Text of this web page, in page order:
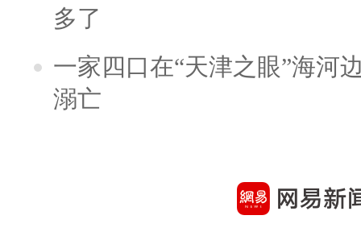
多了
一家四口在“天津之眼”海河
溺亡